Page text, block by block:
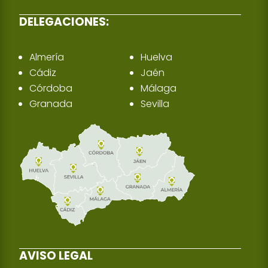
DELEGACIONES:
Almería
Cádiz
Córdoba
Granada
Huelva
Jaén
Málaga
Sevilla
AVISO LEGAL